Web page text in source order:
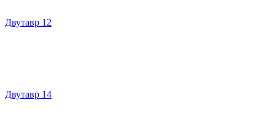
Двутавр 12
Двутавр 14